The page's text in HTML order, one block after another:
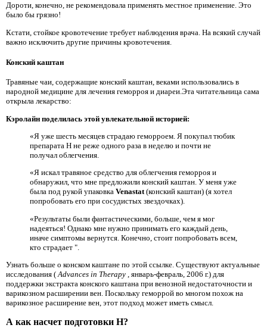
Дороти, конечно, не рекомендовала применять местное применение. Это
было бы грязно!
Кстати, стойкое кровотечение требует наблюдения врача. На всякий случай
важно исключить другие причины кровотечения.
Конский каштан
Травяные чаи, содержащие конский каштан, веками использовались в
народной медицине для лечения геморроя и диареи.Эта читательница сама
открыла лекарство:
Кэролайн поделилась этой увлекательной историей:
«Я уже шесть месяцев страдаю геморроем. Я покупал тюбик
препарата Н не реже одного раза в неделю и почти не
получал облегчения.
«Я искал травяное средство для облегчения геморроя и
обнаружил, что мне предложили конский каштан. У меня уже
была под рукой упаковка Venastat(конский каштан) (я хотел
попробовать его при сосудистых звездочках).
«Результаты были фантастическими, больше, чем я мог
надеяться! Однако мне нужно принимать его каждый день,
иначе симптомы вернутся. Конечно, стоит попробовать всем,
кто страдает ".
Узнать больше о конском каштане по этой ссылке. Существуют актуальные
исследования ( Advances in Therapy , январь-февраль, 2006 г.) для
поддержки экстракта конского каштана при венозной недостаточности и
варикозном расширении вен. Поскольку геморрой во многом похож на
варикозное расширение вен, этот подход может иметь смысл.
А как насчет подготовки H?